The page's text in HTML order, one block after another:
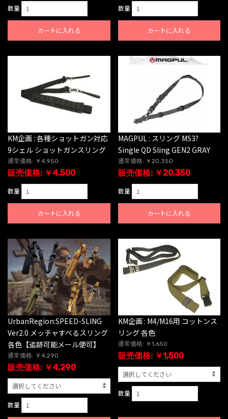
数量
カートに入れる
数量
カートに入れる
KM企画 : 各種ショットガン対応
9シェル ショットガンスリング
通常価格: ￥4,950
販売価格: ￥4,500
数量
カートに入れる
MAGPUL : スリング MS3?
Single QD Sling GEN2 GRAY
通常価格: ￥20,350
販売価格: ￥20,350
数量
カートに入れる
UrbanRegion:SPEED-SLING
Ver2.0 メッチャすべるスリング
各色【追跡可能メール便可】
通常価格: ￥4,290
販売価格: ￥4,290
数量
KM企画 : M4/M16用 コットンス
リング 各色
通常価格: ￥1,650
販売価格: ￥1,500
数量